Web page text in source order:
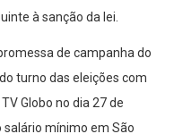
à sanção da lei.
de campanha do
turno das eleições com
Globo no dia 27 de
salário mínimo em São